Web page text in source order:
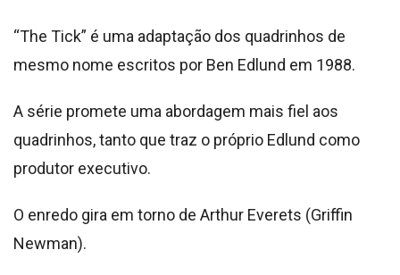
“The Tick” é uma adaptação dos quadrinhos de
mesmo nome escritos por Ben Edlund em 1988.
A série promete uma abordagem mais fiel aos
quadrinhos, tanto que traz o próprio Edlund como
produtor executivo.
O enredo gira em torno de Arthur Everets (Griffin
Newman).